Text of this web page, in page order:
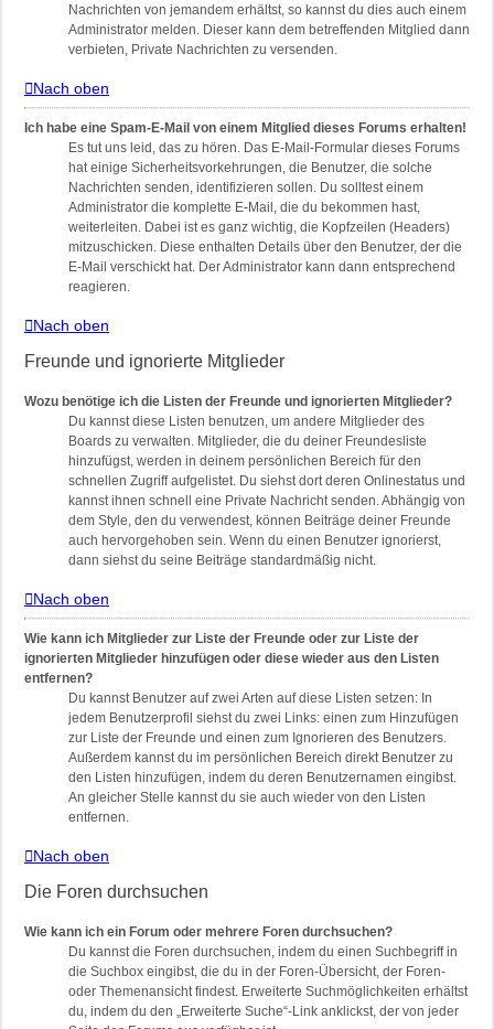
Nachrichten von jemandem erhältst, so kannst du dies auch einem
Administrator melden. Dieser kann dem betreffenden Mitglied dann
verbieten, Private Nachrichten zu versenden.
Nach oben
Ich habe eine Spam-E-Mail von einem Mitglied dieses Forums erhalten!
Es tut uns leid, das zu hören. Das E-Mail-Formular dieses Forums
hat einige Sicherheitsvorkehrungen, die Benutzer, die solche
Nachrichten senden, identifizieren sollen. Du solltest einem
Administrator die komplette E-Mail, die du bekommen hast,
weiterleiten. Dabei ist es ganz wichtig, die Kopfzeilen (Headers)
mitzuschicken. Diese enthalten Details über den Benutzer, der die
E-Mail verschickt hat. Der Administrator kann dann entsprechend
reagieren.
Nach oben
Freunde und ignorierte Mitglieder
Wozu benötige ich die Listen der Freunde und ignorierten Mitglieder?
Du kannst diese Listen benutzen, um andere Mitglieder des
Boards zu verwalten. Mitglieder, die du deiner Freundesliste
hinzufügst, werden in deinem persönlichen Bereich für den
schnellen Zugriff aufgelistet. Du siehst dort deren Onlinestatus und
kannst ihnen schnell eine Private Nachricht senden. Abhängig von
dem Style, den du verwendest, können Beiträge deiner Freunde
auch hervorgehoben sein. Wenn du einen Benutzer ignorierst,
dann siehst du seine Beiträge standardmäßig nicht.
Nach oben
Wie kann ich Mitglieder zur Liste der Freunde oder zur Liste der
ignorierten Mitglieder hinzufügen oder diese wieder aus den Listen
entfernen?
Du kannst Benutzer auf zwei Arten auf diese Listen setzen: In
jedem Benutzerprofil siehst du zwei Links: einen zum Hinzufügen
zur Liste der Freunde und einen zum Ignorieren des Benutzers.
Außerdem kannst du im persönlichen Bereich direkt Benutzer zu
den Listen hinzufügen, indem du deren Benutzernamen eingibst.
An gleicher Stelle kannst du sie auch wieder von den Listen
entfernen.
Nach oben
Die Foren durchsuchen
Wie kann ich ein Forum oder mehrere Foren durchsuchen?
Du kannst die Foren durchsuchen, indem du einen Suchbegriff in
die Suchbox eingibst, die du in der Foren-Übersicht, der Foren-
oder Themenansicht findest. Erweiterte Suchmöglichkeiten erhältst
du, indem du den „Erweiterte Suche“-Link anklickst, der von jeder